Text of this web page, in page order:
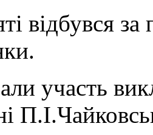
відбувся
участь